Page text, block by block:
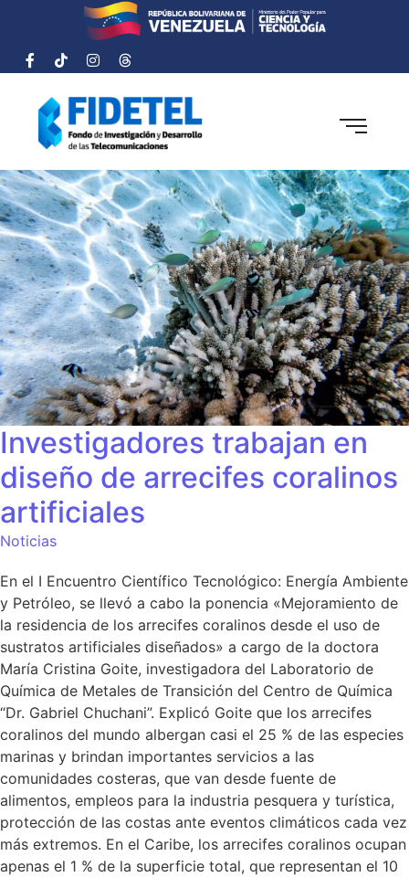
Investigadores trabajan en
diseño de arrecifes coralinos
artificiales
Noticias
En el I Encuentro Científico Tecnológico: Energía Ambiente
y Petróleo, se llevó a cabo la ponencia «Mejoramiento de
la residencia de los arrecifes coralinos desde el uso de
sustratos artificiales diseñados» a cargo de la doctora
María Cristina Goite, investigadora del Laboratorio de
Química de Metales de Transición del Centro de Química
“Dr. Gabriel Chuchani”. Explicó Goite que los arrecifes
coralinos del mundo albergan casi el 25 % de las especies
marinas y brindan importantes servicios a las
comunidades costeras, que van desde fuente de
alimentos, empleos para la industria pesquera y turística,
protección de las costas ante eventos climáticos cada vez
más extremos. En el Caribe, los arrecifes coralinos ocupan
apenas el 1 % de la superficie total, que representan el 10